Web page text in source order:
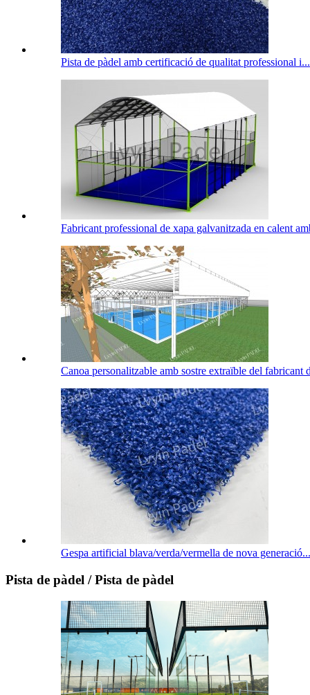
Pista de pàdel amb certificació de qualitat professional i...
Fabricant professional de xapa galvanitzada en calent
Canoa personalitzable amb sostre extraïble del fabricant
Gespa artificial blava/verda/vermella de nova generació...
Pista de pàdel / Pista de pàdel